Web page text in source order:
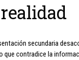
secundaria
que contradice la